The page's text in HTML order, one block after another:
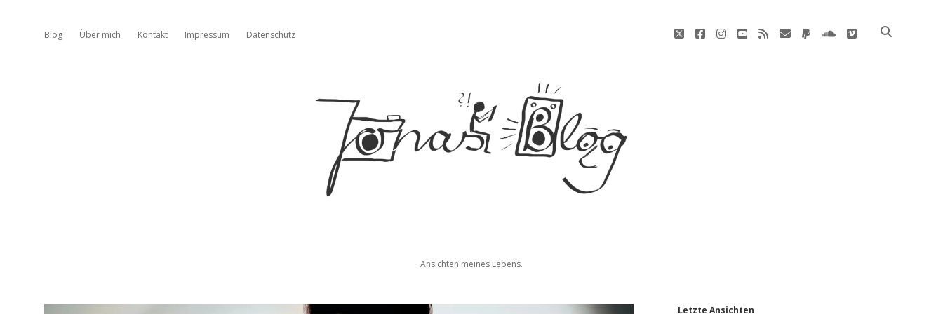
Blog Über mich Kontakt Impressum Datenschutz twitterfacebookinstagram
youtube
rss E-
paypalsoundcloud
vimeo
Jonas'
Ansichten meines Lebens.
Letzte Ansichten